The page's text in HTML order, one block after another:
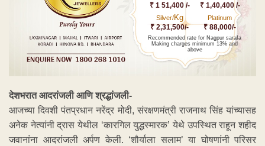
₹ 1 51,400 /- ₹ 1,40,400 /-
Silver/Kg
₹ 2,31,500/-
Platinum
₹ 88,000/-
Recommended rate for Nagpur sarafa
Making charges minimum 13% and
above
देशभरात आदरांजली आणि श्रद्धांजली-
आजच्या दिवशी पंतप्रधान नरेंद्र मोदी, संरक्षणमंत्री राजनाथ सिंह यांच्यासह
अनेक नेत्यांनी द्रास येथील ‘कारगिल युद्धस्मारक’ येथे उपस्थित राहून शहीद
जवानांना आदरांजली अर्पण केली. ‘शौर्याला सलाम’ या घोषणांनी परिसर